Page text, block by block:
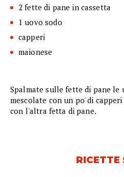
2 fette di pane in cassetta
1 uovo sodo
capperi
maionese
Spalmate sulle fette di pane le
mescolate con un po' di
con l'altra fetta di pane.
RICETTE